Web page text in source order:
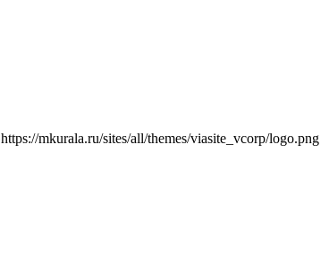
https://mkurala.ru/sites/all/themes/viasite_vcorp/logo.png